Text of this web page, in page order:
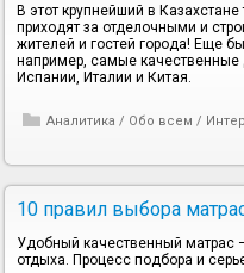
В этот крупнейший в
приходят за отделочными и
жителей и гостей города! Еще
например, самые качественные
Испании, Италии и Китая.
Аналитика / Обо всем /
10 правил выбора
Удобный качественный матрас
отдыха. Процесс подбора и